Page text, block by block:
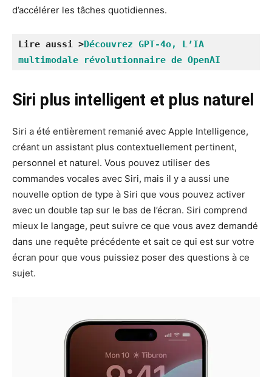
d’accélérer les tâches quotidiennes.
Lire aussi >Découvrez GPT-4o, L’IA
multimodale révolutionnaire de OpenAI
Siri plus intelligent et plus naturel
Siri a été entièrement remanié avec Apple Intelligence,
créant un assistant plus contextuellement pertinent,
personnel et naturel. Vous pouvez utiliser des
commandes vocales avec Siri, mais il y a aussi une
nouvelle option de type à Siri que vous pouvez activer
avec un double tap sur le bas de l’écran. Siri comprend
mieux le langage, peut suivre ce que vous avez demandé
dans une requête précédente et sait ce qui est sur votre
écran pour que vous puissiez poser des questions à ce
sujet.